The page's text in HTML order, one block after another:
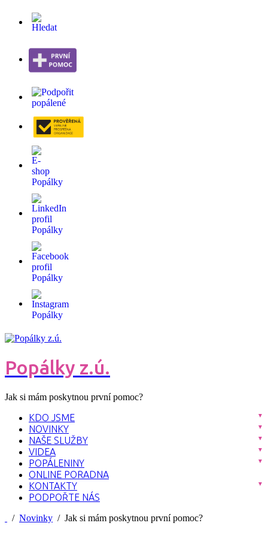
Popálky z.ú.
Jak si mám poskytnou první pomoc?
KDO JSME
NOVINKY
NAŠE SLUŽBY
VIDEA
POPÁLENINY
ONLINE PORADNA
KONTAKTY
PODPOŘTE NÁS
/ Novinky / Jak si mám poskytnou první pomoc?